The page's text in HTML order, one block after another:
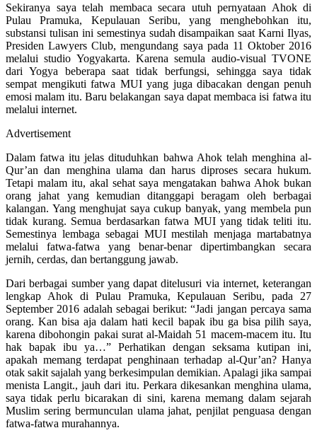
Sekiranya saya telah membaca secara utuh pernyataan Ahok di
Pulau Pramuka, Kepulauan Seribu, yang menghebohkan itu,
substansi tulisan ini semestinya sudah disampaikan saat Karni Ilyas,
Presiden Lawyers Club, mengundang saya pada 11 Oktober 2016
melalui studio Yogyakarta. Karena semula audio-visual TVONE
dari Yogya beberapa saat tidak berfungsi, sehingga saya tidak
sempat mengikuti fatwa MUI yang juga dibacakan dengan penuh
emosi malam itu. Baru belakangan saya dapat membaca isi fatwa itu
melalui internet.
Advertisement
Dalam fatwa itu jelas dituduhkan bahwa Ahok telah menghina al-
Qur’an dan menghina ulama dan harus diproses secara hukum.
Tetapi malam itu, akal sehat saya mengatakan bahwa Ahok bukan
orang jahat yang kemudian ditanggapi beragam oleh berbagai
kalangan. Yang menghujat saya cukup banyak, yang membela pun
tidak kurang. Semua berdasarkan fatwa MUI yang tidak teliti itu.
Semestinya lembaga sebagai MUI mestilah menjaga martabatnya
melalui fatwa-fatwa yang benar-benar dipertimbangkan secara
jernih, cerdas, dan bertanggung jawab.
Dari berbagai sumber yang dapat ditelusuri via internet, keterangan
lengkap Ahok di Pulau Pramuka, Kepulauan Seribu, pada 27
September 2016 adalah sebagai berikut: “Jadi jangan percaya sama
orang. Kan bisa aja dalam hati kecil bapak ibu ga bisa pilih saya,
karena dibohongin pakai surat al-Maidah 51 macem-macem itu. Itu
hak bapak ibu ya…” Perhatikan dengan seksama kutipan ini,
apakah memang terdapat penghinaan terhadap al-Qur’an? Hanya
otak sakit sajalah yang berkesimpulan demikian. Apalagi jika sampai
menista Langit., jauh dari itu. Perkara dikesankan menghina ulama,
saya tidak perlu bicarakan di sini, karena memang dalam sejarah
Muslim sering bermunculan ulama jahat, penjilat penguasa dengan
fatwa-fatwa murahannya.